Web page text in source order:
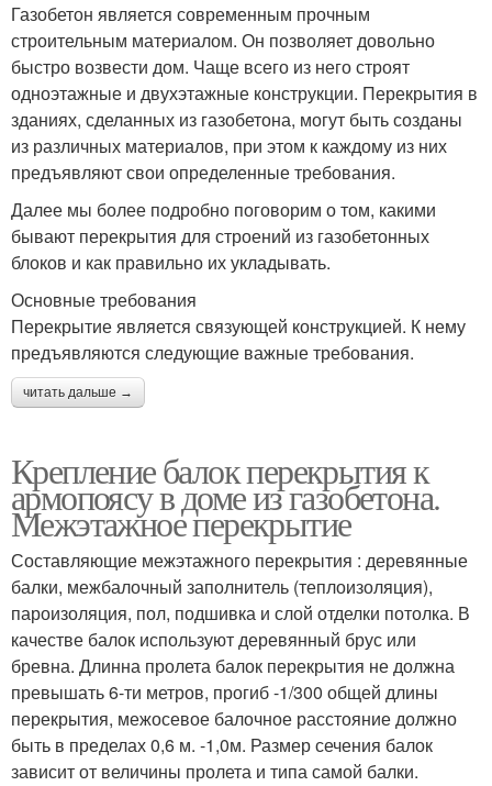
Газобетон является современным прочным
строительным материалом. Он позволяет довольно
быстро возвести дом. Чаще всего из него строят
одноэтажные и двухэтажные конструкции. Перекрытия в
зданиях, сделанных из газобетона, могут быть созданы
из различных материалов, при этом к каждому из них
предъявляют свои определенные требования.
Далее мы более подробно поговорим о том, какими
бывают перекрытия для строений из газобетонных
блоков и как правильно их укладывать.
Основные требования
Перекрытие является связующей конструкцией. К нему
предъявляются следующие важные требования.
читать дальше →
Крепление балок перекрытия к
армопоясу в доме из газобетона.
Межэтажное перекрытие
Составляющие межэтажного перекрытия : деревянные
балки, межбалочный заполнитель (теплоизоляция),
пароизоляция, пол, подшивка и слой отделки потолка. В
качестве балок используют деревянный брус или
бревна. Длинна пролета балок перекрытия не должна
превышать 6-ти метров, прогиб -1/300 общей длины
перекрытия, межосевое балочное расстояние должно
быть в пределах 0,6 м. -1,0м. Размер сечения балок
зависит от величины пролета и типа самой балки.